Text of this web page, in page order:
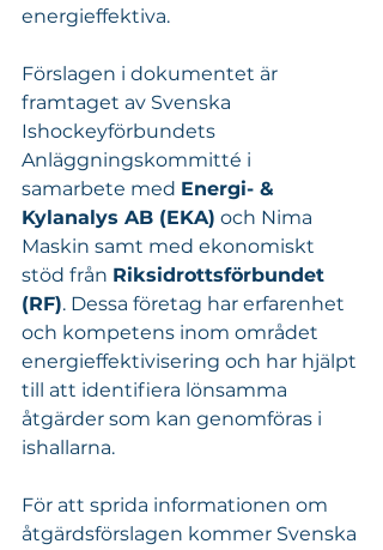
energieffektiva.
Förslagen i dokumentet är
framtaget av Svenska
Ishockeyförbundets
Anläggningskommitté i
samarbete med Energi- &
Kylanalys AB (EKA) och Nima
Maskin samt med ekonomiskt
stöd från Riksidrottsförbundet
(RF). Dessa företag har erfarenhet
och kompetens inom området
energieffektivisering och har hjälpt
till att identifiera lönsamma
åtgärder som kan genomföras i
ishallarna.
För att sprida informationen om
åtgärdsförslagen kommer Svenska